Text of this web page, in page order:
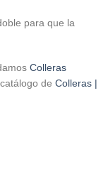
para que la
Colleras
de Colleras |